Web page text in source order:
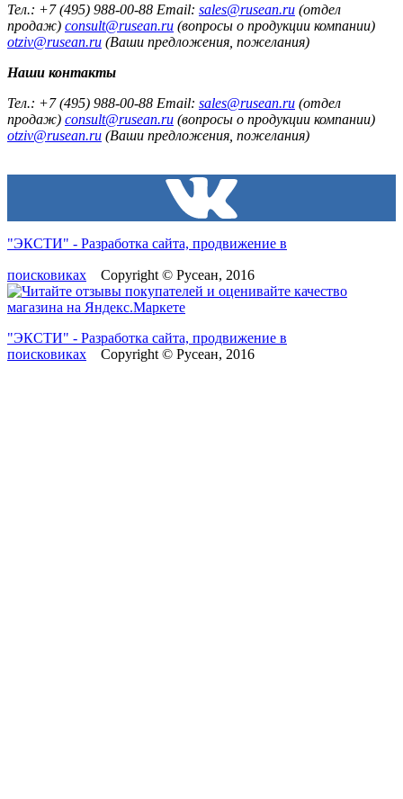
Тел.: +7 (495) 988-00-88 Email: sales@rusean.ru (отдел
продаж) consult@rusean.ru (вопросы о продукции компании)
otziv@rusean.ru (Ваши предложения, пожелания)
Наши контакты
Тел.: +7 (495) 988-00-88 Email: sales@rusean.ru (отдел
продаж) consult@rusean.ru (вопросы о продукции компании)
otziv@rusean.ru (Ваши предложения, пожелания)
"ЭКСТИ" - Разработка сайта, продвижение в
поисковиках Copyright © Русеан, 2016
"ЭКСТИ" - Разработка сайта, продвижение в
поисковиках Copyright © Русеан, 2016